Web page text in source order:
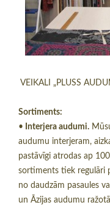
VEIKALI „PLUSS
Sortiments:
• Interjera audumi.
audumu interjeram,
pastāvīgi atrodas ap
sortiments tiek regulāri
no daudzām pasaules
un Āzijas audumu